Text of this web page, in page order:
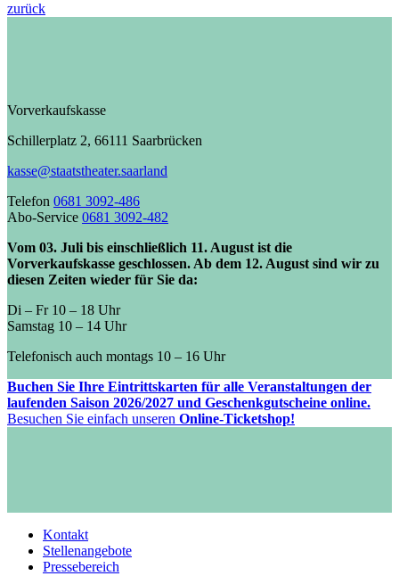
zurück
Vorverkaufskasse
Schillerplatz 2, 66111 Saarbrücken
kasse@staatstheater.saarland
Telefon 0681 3092-486
Abo-Service 0681 3092-482
Vom 03. Juli bis einschließlich 11. August ist die
Vorverkaufskasse geschlossen. Ab dem 12. August sind wir zu
diesen Zeiten wieder für Sie da:
Di – Fr 10 – 18 Uhr
Samstag 10 – 14 Uhr
Telefonisch auch montags 10 – 16 Uhr
Buchen Sie Ihre Eintrittskarten für alle Veranstaltungen der
laufenden Saison 2026/2027 und Geschenkgutscheine online.
Besuchen Sie einfach unseren Online-Ticketshop!
Kontakt
Stellenangebote
Pressebereich